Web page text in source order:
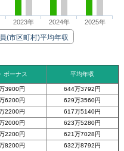
(市区町村)平均年収
2023年 2024年 2025年
ボーナス 平均年収
3900円
644万3792円
6200円
629万3560円
2200円
617万5140円
2000円
623万5280円
2200円
621万7028円
8200円 632万8792円